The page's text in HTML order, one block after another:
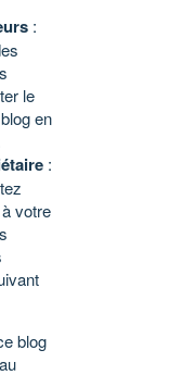
:
le
en
:
votre
blog